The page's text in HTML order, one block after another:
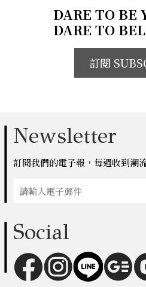
DARE TO BE
DARE TO
訂閱
Newsletter
訂閱我們的電子報，每週收到潮
Social